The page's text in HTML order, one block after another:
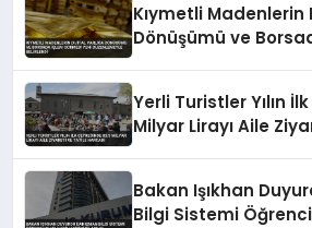
Kıymetli Madenlerin
Dönüşümü ve
Yerli Turistler Yılın
Milyar Lirayı Aile
Bakan Işıkhan
Bilgi Sistemi